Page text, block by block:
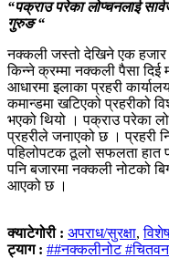
“पक्राउ परेका लोप्चनलाई
गुरुङ “
नक्कली जस्तो देखिने एक हजार
किन्ने क्रम्मा नक्कली पैसा दिई
आधारमा इलाका प्रहरी
कमान्डमा खटिएको प्रहरीको
भएको थियो । पक्राउ परेका
प्रहरीले जनाएको छ । प्रहरी
पहिलोपटक ठूलो सफलता हात
पनि बजारमा नक्कली नोटको
आएको छ ।
क्याटेगोरी : अपराध/सुरक्षा,
ट्याग : ##नक्कलीनोट